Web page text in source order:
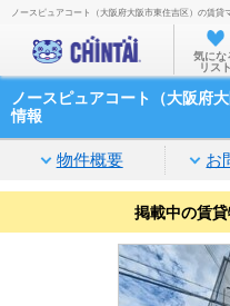
お
ノースピュアコート（大阪府大阪市東住吉区）の賃貸
気にな
リスト
ノースピュアコート（大阪府
情報
物件概要 お
掲載中の賃